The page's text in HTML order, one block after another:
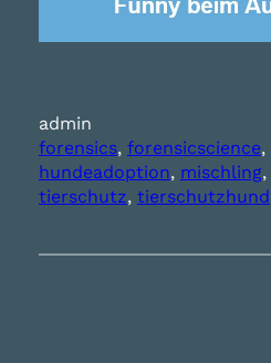
admin
forensics, forensicscience,
hundeadoption, mischling,
tierschutz, tierschutzhund